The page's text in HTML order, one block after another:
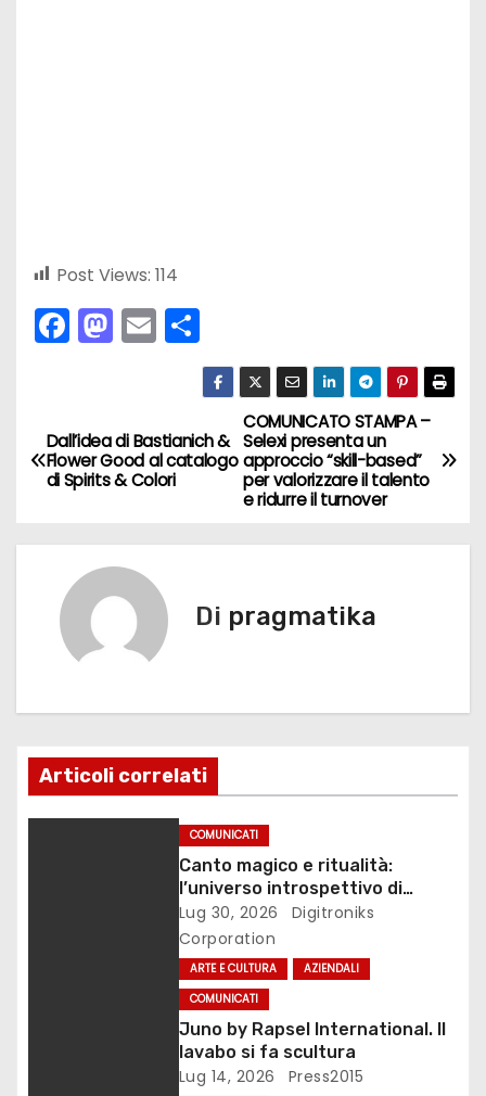
Post Views: 114
F
a
e
b
o
o
k
M
a
o
d
o
n
E
m
l
C
o
n
di
vi
N
a
z
i
o
COMUNICATO STAMPA –
Selexi presenta un
approccio “skill-based”
per valorizzare il talento
e ridurre il turnover
Dall’idea di Bastianich &
Flower Good al catalogo
di Spirits & Colori
Di pragmatika
Articoli correlati
COMUNICATI
Canto magico e ritualità:
l’universo introspettivo di
Lilinanna
Lug 30, 2026
Digitroniks
Corporation
ARTE E CULTURA
AZIENDALI
COMUNICATI
Juno by Rapsel International. Il
lavabo si fa scultura
Lug 14, 2026 Press2015